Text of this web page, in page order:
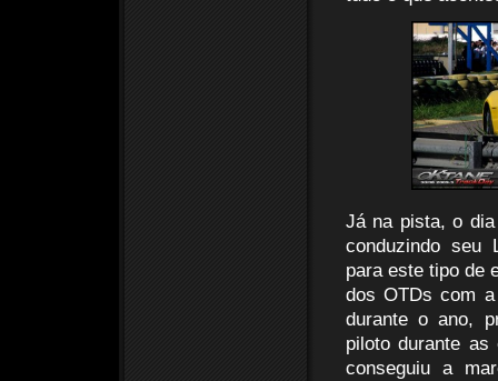
Já na pista, o
conduzindo seu
para este tipo de
dos OTDs com
durante o ano,
piloto durante as
conseguiu a